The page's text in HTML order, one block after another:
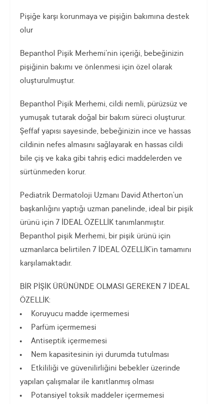
Pişiğe karşı korunmaya ve pişiğin bakımına destek
olur
Bepanthol Pişik Merhemi’nin içeriği, bebeğinizin
pişiğinin bakımı ve önlenmesi için özel olarak
oluşturulmuştur.
Bepanthol Pişik Merhemi, cildi nemli, pürüzsüz ve
yumuşak tutarak doğal bir bakım süreci oluşturur.
Şeffaf yapısı sayesinde, bebeğinizin ince ve hassas
cildinin nefes almasını sağlayarak en hassas cildi
bile çiş ve kaka gibi tahriş edici maddelerden ve
sürtünmeden korur.
Pediatrik Dermatoloji Uzmanı David Atherton’un
başkanlığını yaptığı uzman panelinde, ideal bir pişik
ürünü için 7 İDEAL ÖZELLİK tanımlanmıştır.
Bepanthol pişik Merhemi, bir pişik ürünü için
uzmanlarca belirtilen 7 İDEAL ÖZELLİK’in tamamını
karşılamaktadır.
BİR PİŞİK ÜRÜNÜNDE OLMASI GEREKEN 7 İDEAL
ÖZELLİK:
Koruyucu madde içermemesi
Parfüm içermemesi
Antiseptik içermemesi
Nem kapasitesinin iyi durumda tutulması
Etkililiği ve güvenilirliğini bebekler üzerinde
yapılan çalışmalar ile kanıtlanmış olması
Potansiyel toksik maddeler içermemesi